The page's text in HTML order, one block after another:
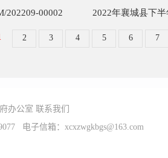
办公室 联系我们
电子信箱：xcxzwgkbgs@163.com